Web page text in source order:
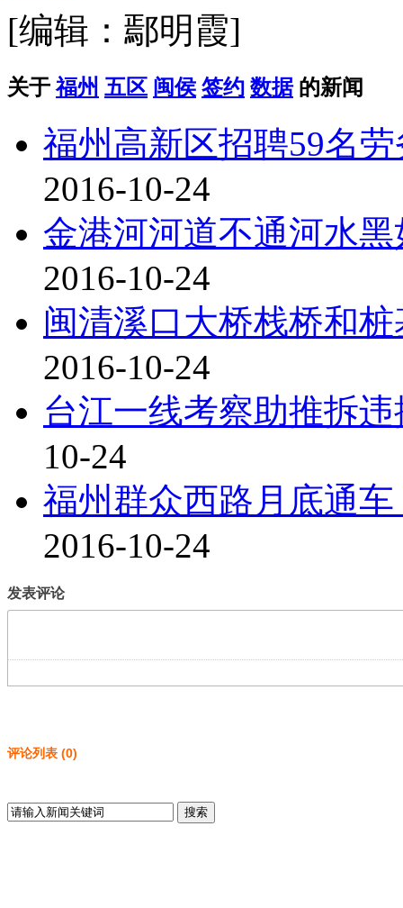
[编辑：鄢明霞]
关于 福州 五区 闽侯 签约 数据 的新闻
福州高新区招聘59名
2016-10-24
金港河河道不通河水
2016-10-24
闽清溪口大桥栈桥和
2016-10-24
台江一线考察助推拆
10-24
福州群众西路月底通
2016-10-24
发表评论
评论列表 (0)